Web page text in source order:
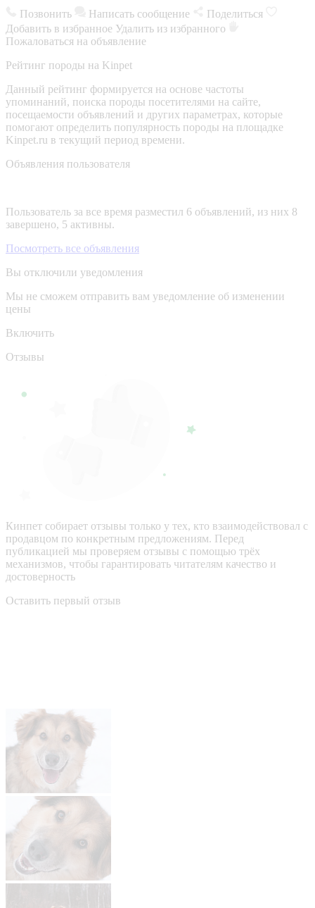
Позвонить Написать сообщение
Поделиться
Добавить в избранное Удалить из избранного
Пожаловаться на объявление
Рейтинг породы на Kinpet
Данный рейтинг формируется на основе частоты
упоминаний, поиска породы посетителями на сайте,
посещаемости объявлений и других параметрах, которые
помогают определить популярность породы на площадке
Kinpet.ru в текущий период времени.
Объявления пользователя
Пользователь за все время разместил 6 объявлений, из них 8
завершено, 5 активны.
Посмотреть все объявления
Вы отключили уведомления
Мы не сможем отправить вам уведомление об изменении
цены
Включить
Отзывы
Кинпет собирает отзывы только у тех, кто взаимодействовал с
продавцом по конкретным предложениям. Перед
публикацией мы проверяем отзывы с помощью трёх
механизмов, чтобы гарантировать читателям качество и
достоверность
Оставить первый отзыв